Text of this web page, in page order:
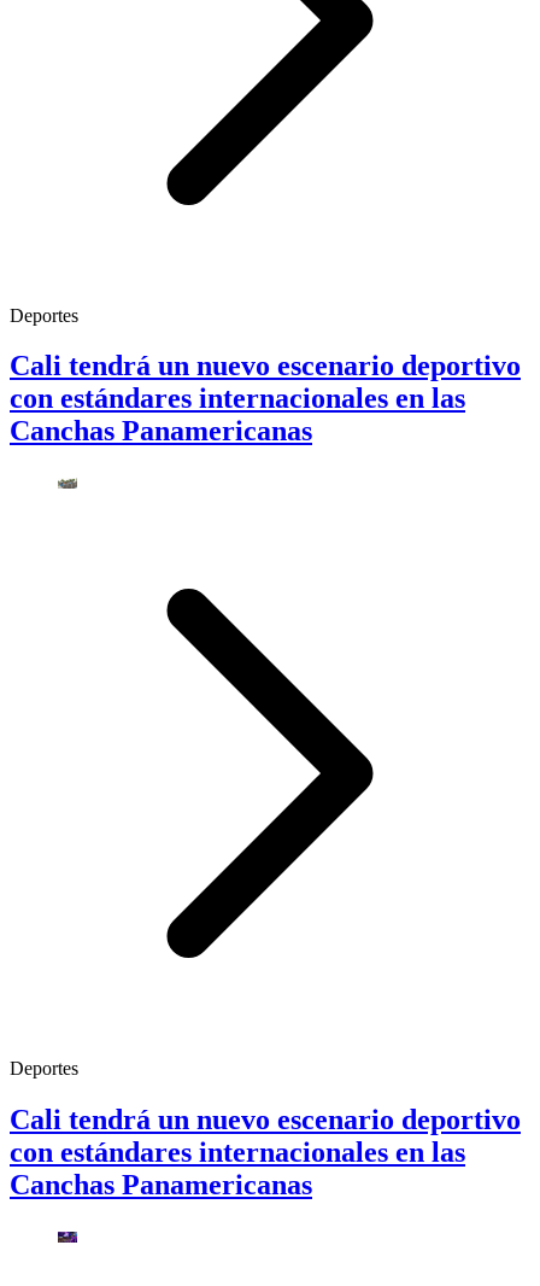
Deportes
Cali tendrá un nuevo escenario deportivo
con estándares internacionales en las
Canchas Panamericanas
Deportes
Cali tendrá un nuevo escenario deportivo
con estándares internacionales en las
Canchas Panamericanas